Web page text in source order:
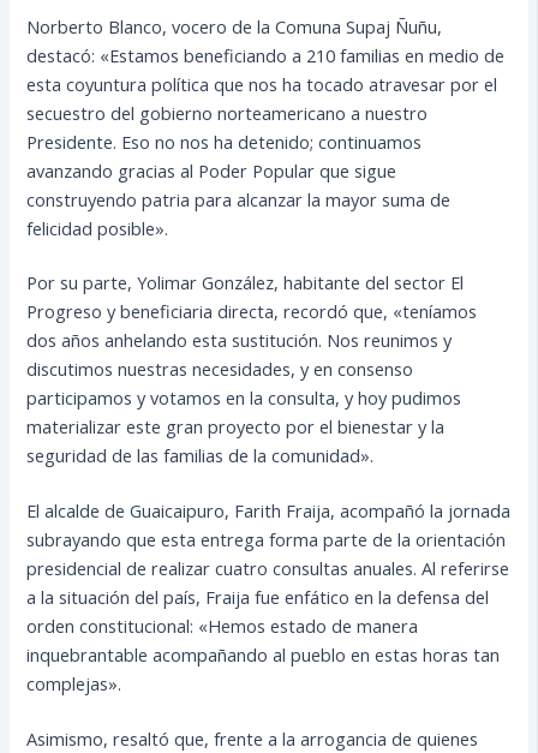
Norberto Blanco, vocero de la Comuna Supaj Ñuñu,
destacó: «Estamos beneficiando a 210 familias en medio de
esta coyuntura política que nos ha tocado atravesar por el
secuestro del gobierno norteamericano a nuestro
Presidente. Eso no nos ha detenido; continuamos
avanzando gracias al Poder Popular que sigue
construyendo patria para alcanzar la mayor suma de
felicidad posible».
Por su parte, Yolimar González, habitante del sector El
Progreso y beneficiaria directa, recordó que, «teníamos
dos años anhelando esta sustitución. Nos reunimos y
discutimos nuestras necesidades, y en consenso
participamos y votamos en la consulta, y hoy pudimos
materializar este gran proyecto por el bienestar y la
seguridad de las familias de la comunidad».
El alcalde de Guaicaipuro, Farith Fraija, acompañó la jornada
subrayando que esta entrega forma parte de la orientación
presidencial de realizar cuatro consultas anuales. Al referirse
a la situación del país, Fraija fue enfático en la defensa del
orden constitucional: «Hemos estado de manera
inquebrantable acompañando al pueblo en estas horas tan
complejas».
Asimismo, resaltó que, frente a la arrogancia de quienes